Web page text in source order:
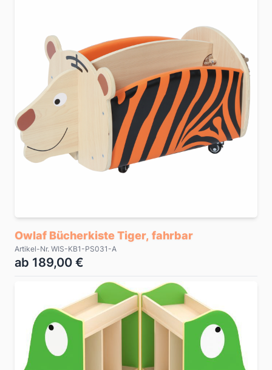
Owlaf Bücherkiste Tiger, fahrbar
Artikel-Nr. WIS-KB1-PS031-A
ab 189,00 €